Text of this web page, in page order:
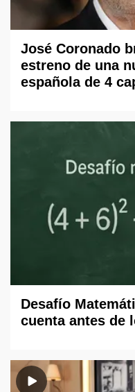
José Coronado
estreno de una
española de 4
Desafío
cuenta antes de